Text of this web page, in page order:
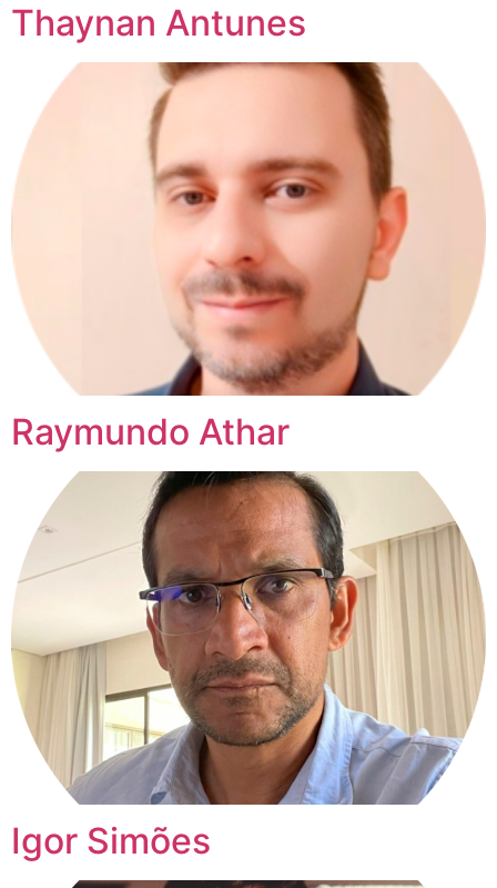
Thaynan Antunes
Raymundo Athar
Igor Simões